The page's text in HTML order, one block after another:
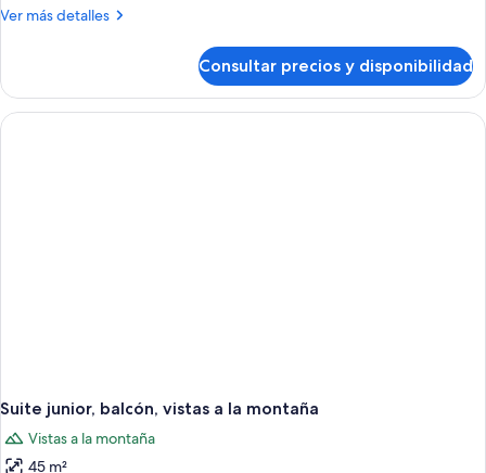
Ver más detalles
Más
doble
superior
Consultar precios y disponibilidad
Suite junior, balcón, vistas a la montaña
Vistas a la montaña
45 m²